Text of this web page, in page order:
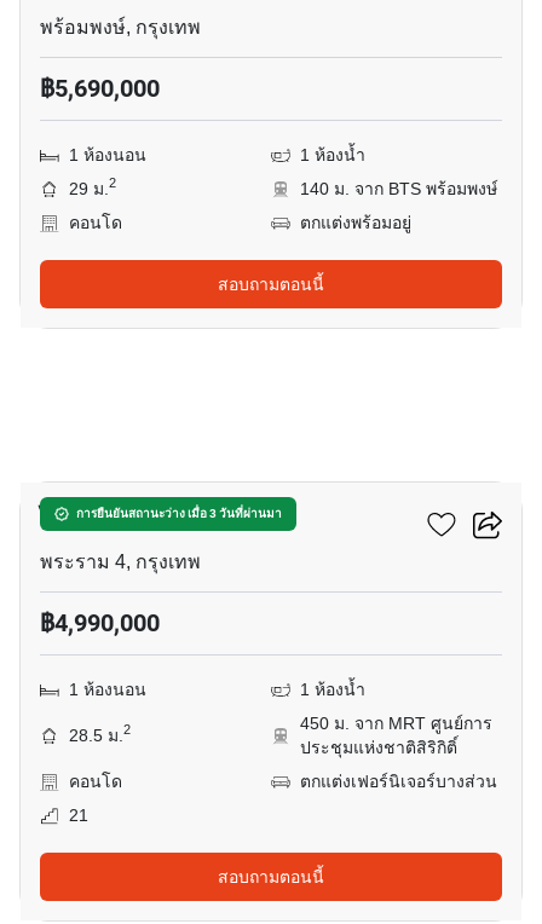
พร้อมพงษ์, กรุงเทพ
฿5,690,000
1 ห้องนอน
1 ห้องน้ำ
29 ม.2
140 ม. จาก BTS พร้อมพงษ์
คอนโด
ตกแต่งพร้อมอยู่
สอบถามตอนนี้
การยืนยันสถานะว่าง เมื่อ 3 วันที่ผ่านมา
ไลฟ์ พระราม 4 - อโศก
พระราม 4, กรุงเทพ
฿4,990,000
1 ห้องนอน 1 ห้องน้ำ
28.5 ม.2
450 ม. จาก MRT ศูนย์การ
ประชุมแห่งชาติสิริกิติ์
คอนโด
ตกแต่งเฟอร์นิเจอร์บางส่วน
21
สอบถามตอนนี้